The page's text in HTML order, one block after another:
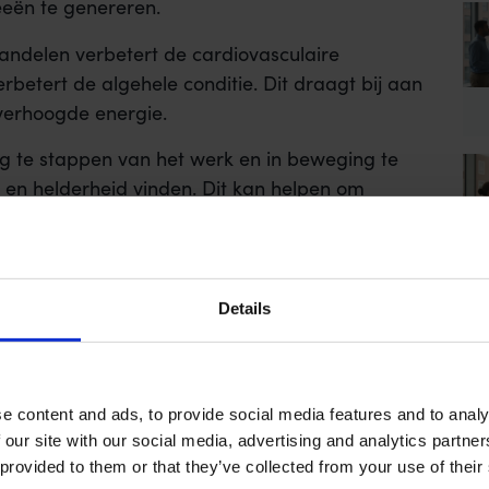
Details
content and ads, to provide social media features and to
site with our social media, advertising and analytics
to them or that they’ve collected from your use of
te genereren.
verbetert de cardiovasculaire
de algehele conditie. Dit draagt bij aan
energie.
te stappen van het werk en in beweging te
helderheid vinden. Dit kan helpen om
naar je taken.
van begeleiding bij
stress en op zoek zijn naar
bieden. Wandelcoaching combineert de
coachingtechnieken om je te helpen bij het
werk.